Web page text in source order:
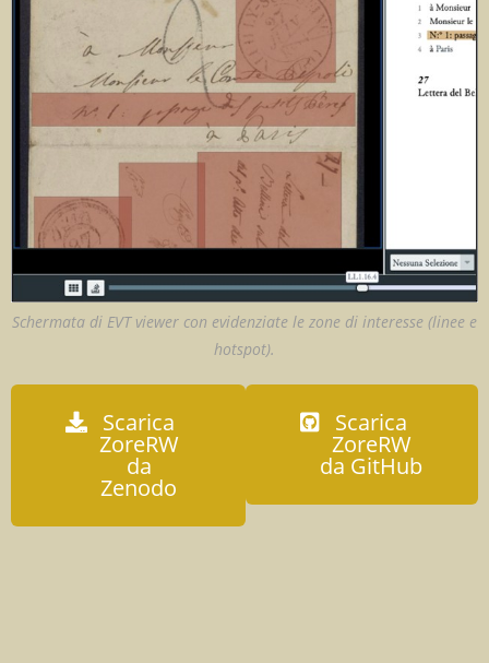
Schermata di EVT viewer con evidenziate le zone di interesse (linee e
hotspot).
Scarica
ZoreRW
da
Zenodo
Scarica
ZoreRW
da GitHub